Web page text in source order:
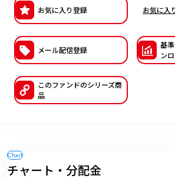
日本版スチュワードシップ・コードへの対応
国内株式議決権行使の方針と判断基準
お気に入り登録 お気に入
メール配信登録
基
ン
このファンドのシリーズ商
品
チャート・分配金